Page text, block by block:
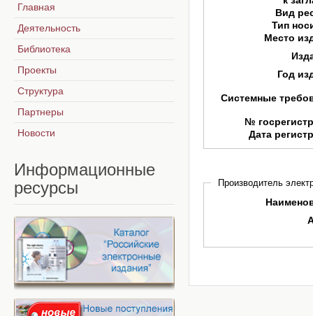
Вид
Тип
Место
Год
Системные
№
Дата
Производитель
Главная
Деятельность
Библиотека
Проекты
Структура
Партнеры
Новости
Информационные
ресурсы